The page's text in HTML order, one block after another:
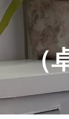
保社区关怀中心
于安保社区关怀中
健保计划支持
查找您附近的服务点
免费身心健康课程
验
寻求合
了解在
人与家庭
保费基本健保计
保购买市场和场
医疗补助计划（
卡）管理式医疗
康和恢复计划
） 药房
查找药房
寄送药
承保的
联邦医
房
性疾病
护理管理部门联系
慢性疾病信息
无烟戒烟方案
（